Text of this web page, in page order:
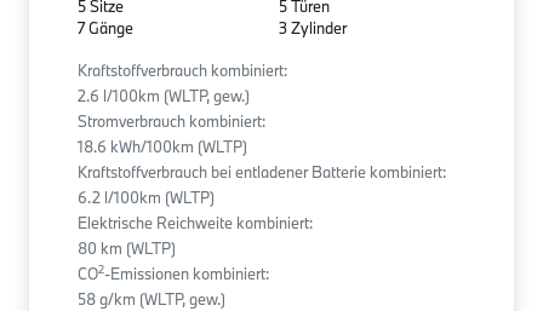
5 Sitze
7 Gänge
5 Türen
3 Zylinder
Kraftstoffverbrauch kombiniert:
2.6 l/100km (WLTP, gew.)
Stromverbrauch kombiniert:
18.6 kWh/100km (WLTP)
Kraftstoffverbrauch bei entladener Batterie kombiniert:
6.2 l/100km (WLTP)
Elektrische Reichweite kombiniert:
80 km (WLTP)
CO2-Emissionen kombiniert:
58 g/km (WLTP, gew.)